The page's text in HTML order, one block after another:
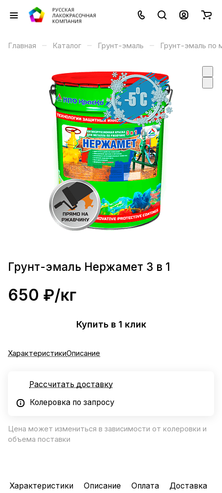
Главная – Каталог – Грунт-эмаль – Грунт-эмаль по
Грунт-эмаль Нержамет 3 в 1
650 ₽/кг
Купить в 1 клик
ХарактеристикиОписание
Рассчитать доставку
Колеровка по запросу
Цена может измениться в зависимости от колеровки и
объема поставки
Характеристики Описание Оплата Доставка